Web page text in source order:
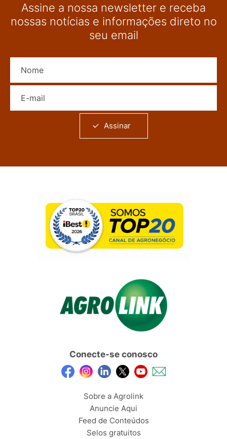
Assine a nossa newsletter e receba
nossas notícias e informações direto no
seu email
Assinar
Conecte-se conosco
Sobre a Agrolink
Anuncie Aqui
Feed de Conteúdos
Selos gratuitos